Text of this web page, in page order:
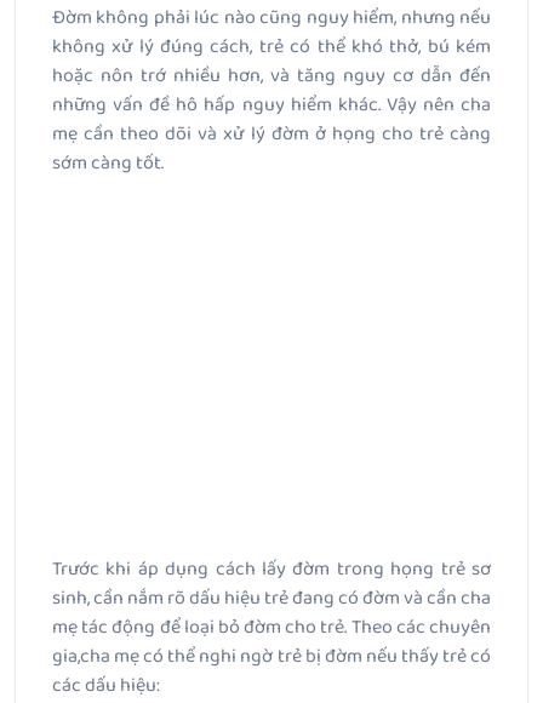
Đờm không phải lúc nào cũng nguy hiểm, nhưng nếu
không xử lý đúng cách, trẻ có thể khó thở, bú kém
hoặc nôn trớ nhiều hơn, và tăng nguy cơ dẫn đến
những vấn đề hô hấp nguy hiểm khác. Vậy nên cha
mẹ cần theo dõi và xử lý đờm ở họng cho trẻ càng
sớm càng tốt.
Trước khi áp dụng cách lấy đờm trong họng trẻ sơ
sinh, cần nắm rõ dấu hiệu trẻ đang có đờm và cần cha
mẹ tác động để loại bỏ đờm cho trẻ. Theo các chuyên
gia,cha mẹ có thể nghi ngờ trẻ bị đờm nếu thấy trẻ có
các dấu hiệu: